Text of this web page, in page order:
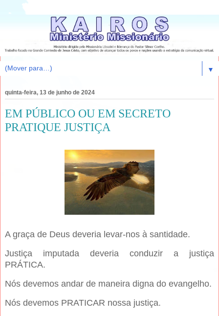
▼
quinta-feira, 13 de junho de 2024
EM PÚBLICO OU EM SECRETO
PRATIQUE JUSTIÇA
A graça de Deus deveria levar-nos à santidade.
Justiça imputada deveria conduzir a justiça
PRÁTICA.
Nós devemos andar de maneira digna do evangelho.
Nós devemos PRATICAR nossa justiça.